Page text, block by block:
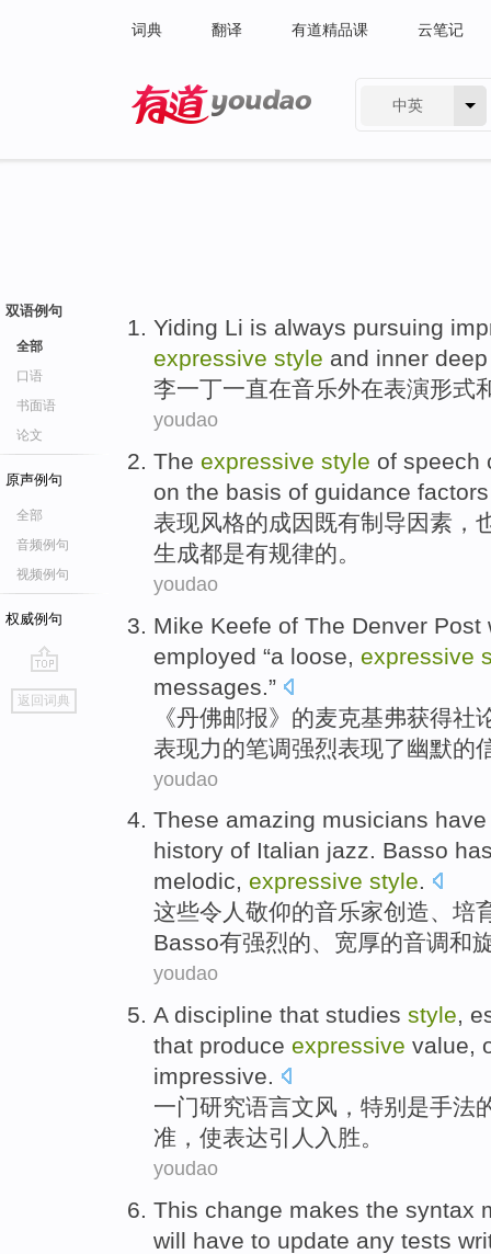
词典 翻译 有道精品课 云笔记
中英
双语例句
全部
口语
书面语
论文
原声例句
全部
音频例句
视频例句
权威例句
go
top
返回词典
Yiding Li is always pursuing
expressive style and inner
李一丁一直在音乐外在表演形式
youdao
The expressive style of speech
on the basis of guidance factors
表现风格的成因既有制导因素 ，
生成都是有规律的。
youdao
Mike Keefe of The Denver Post
employed “a loose expressive
messages .”
《丹佛邮报》 的麦克基弗获得社
表现力的笔调强烈表现了幽默的
youdao
These amazing musicians
history of Italian jazz. Basso
melodic, expressive style.
这些令人 敬仰的音乐家创造、培
Basso有强烈的、 宽厚的音调和
youdao
A discipline that studies style,
that produce expressive value,
impressive.
一门研究语言文风 ， 特别是手法
准， 使表达引人入胜。
youdao
This change makes the syntax
will have to update any tests